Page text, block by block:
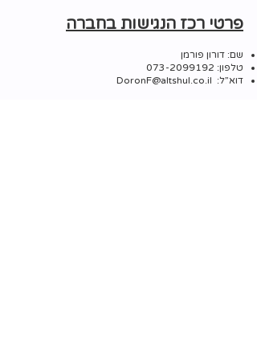
פרטי רכז הנגישות בחברה
שם: דורון פורמן
טלפון: 073-2099192
דוא”ל: DoronF@altshul.co.il